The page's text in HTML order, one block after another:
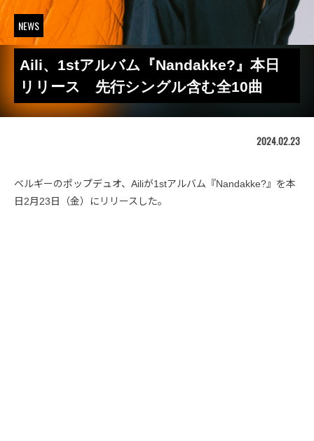
NEWS
Aili、1stアルバム『Nandakke?』本日
リリース 先行シングル含む全10曲
2024.02.23
ベルギーのポップデュオ、Ailiが1stアルバム『Nandakke?』を本
日2月23日（金）にリリースした。